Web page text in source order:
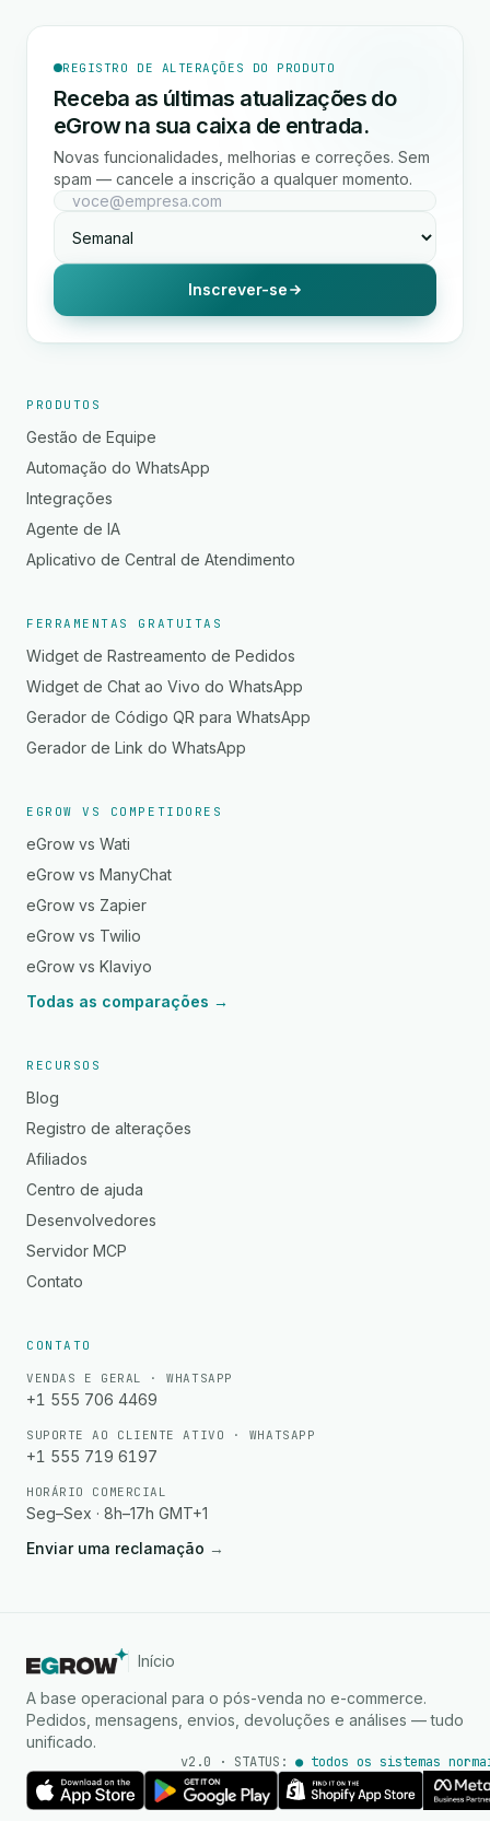
REGISTRO DE ALTERAÇÕES DO PRODUTO
Receba as últimas atualizações do
eGrow na sua caixa de entrada.
Novas funcionalidades, melhorias e correções. Sem
spam — cancele a inscrição a qualquer momento.
Inscrever-se
PRODUTOS
Gestão de Equipe
Automação do WhatsApp
Integrações
Agente de IA
Aplicativo de Central de Atendimento
FERRAMENTAS GRATUITAS
Widget de Rastreamento de Pedidos
Widget de Chat ao Vivo do WhatsApp
Gerador de Código QR para WhatsApp
Gerador de Link do WhatsApp
EGROW VS COMPETIDORES
eGrow vs Wati
eGrow vs ManyChat
eGrow vs Zapier
eGrow vs Twilio
eGrow vs Klaviyo
Todas as comparações →
RECURSOS
Blog
Registro de alterações
Afiliados
Centro de ajuda
Desenvolvedores
Servidor MCP
Contato
CONTATO
VENDAS E GERAL · WHATSAPP
+1 555 706 4469
SUPORTE AO CLIENTE ATIVO · WHATSAPP
+1 555 719 6197
HORÁRIO COMERCIAL
Seg–Sex · 8h–17h GMT+1
Enviar uma reclamação →
Início
A base operacional para o pós-venda no e-commerce.
Pedidos, mensagens, envios, devoluções e análises — tudo
unificado.
v2.0 · STATUS: ● todos os sistemas